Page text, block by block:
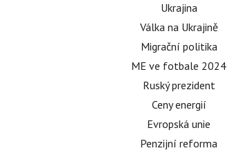
Ukrajina
Válka na Ukrajině
Migrační politika
ME ve fotbale 2024
Ruský prezident
Ceny energií
Evropská unie
Penzijní reforma